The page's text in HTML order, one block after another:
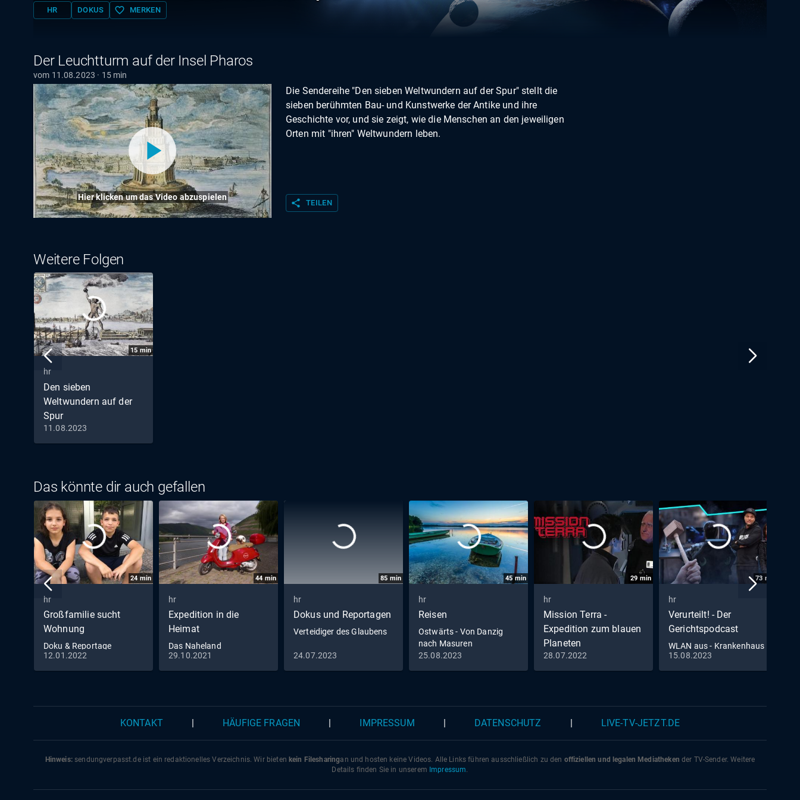
HR DOKUS favorite_border MERKEN
Der Leuchtturm auf der Insel Pharos
vom 11.08.2023 · 15 min
Hier klicken um das Video abzuspielen
Die Sendereihe "Den sieben Weltwundern auf der Spur" stellt die
sieben berühmten Bau- und Kunstwerke der Antike und ihre
Geschichte vor, und sie zeigt, wie die Menschen an den jeweiligen
Orten mit "ihren" Weltwundern leben.
share TEILEN
Weitere Folgen
15min
hr
Den sieben
Weltwundern auf der
Spur
Der Koloss von Rhodos
11.08.2023
Das könnte dir auch gefallen
24 min
hr
Großfamilie sucht
Wohnung
Doku & Reportage
12.01.2022
44min
hr
Expedition in die
Heimat
Das Naheland
29.10.2021
85 min
hr
Dokus und Reportagen
Verteidiger des Glaubens
24.07.2023
45min
hr
Reisen
Ostwärts - Von Danzig
nach Masuren
25.08.2023
29 min
hr
Mission Terra -
Expedition zum blauen
Planeten
Eine alte Rechnung
(S01/E014)
28.07.2022
73 min
hr
Verurteilt! - Der
Gerichtspodcast
WLAN aus - Krankenhaus
(81)
15.08.2023
KONTAKT HÄUFIGE FRAGEN IMPRESSUM DATENSCHUTZ LIVE-TV-JETZT.DE
Hinweis:sendungverpasst.deist ein redaktionelles Verzeichnis. Wir bieten kein Filesharingan und hosten keine Videos. Alle Links führen ausschließlich zu den offiziellen und legalen Mediatheken der TV-Sender. Weitere
Details finden Sie in unserem Impressum.